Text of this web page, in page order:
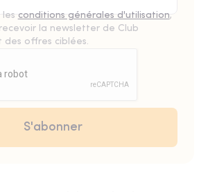
conditions générales d'utilisation,
la newsletter de Club
des offres ciblées.